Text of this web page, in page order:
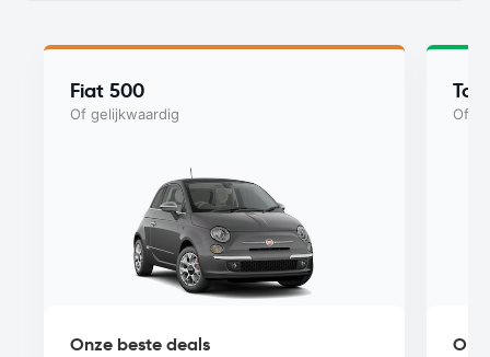
Fiat 500
Of gelijkwaardig
Onze beste deals
Of